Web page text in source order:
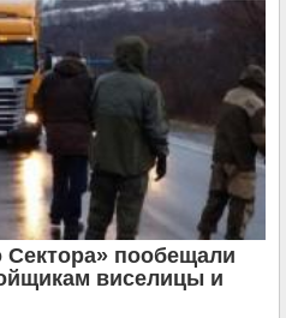
пообещали
виселицы и